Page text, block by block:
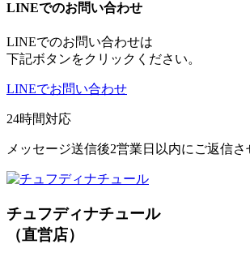
LINEでのお問い合わせ
LINEでのお問い合わせは
下記ボタンをクリックください。
LINEでお問い合わせ
24時間対応
メッセージ送信後2営業日以内にご返信さ
チュフディナチュール
（直営店）